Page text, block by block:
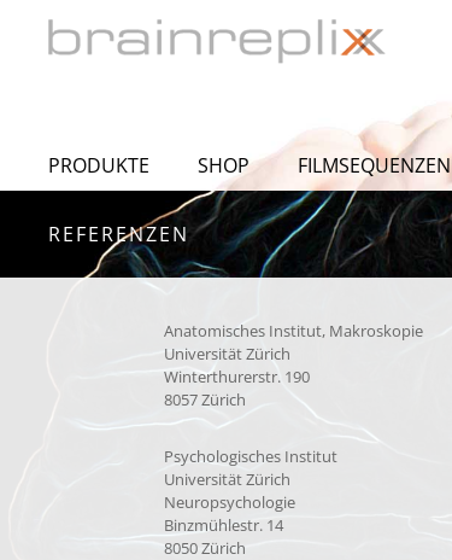
PRODUKTE SHOP FILMSEQUENZEN
REFERENZEN
Anatomisches Institut, Makroskopie
Universität Zürich
Winterthurerstr. 190
8057 Zürich
Psychologisches Institut
Universität Zürich
Neuropsychologie
Binzmühlestr. 14
8050 Zürich